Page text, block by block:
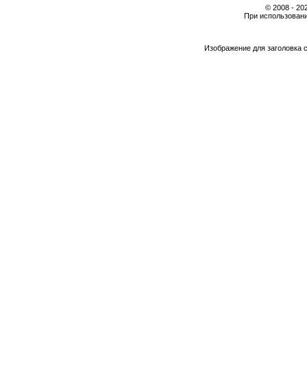
© 2008 -
При
Изображение для